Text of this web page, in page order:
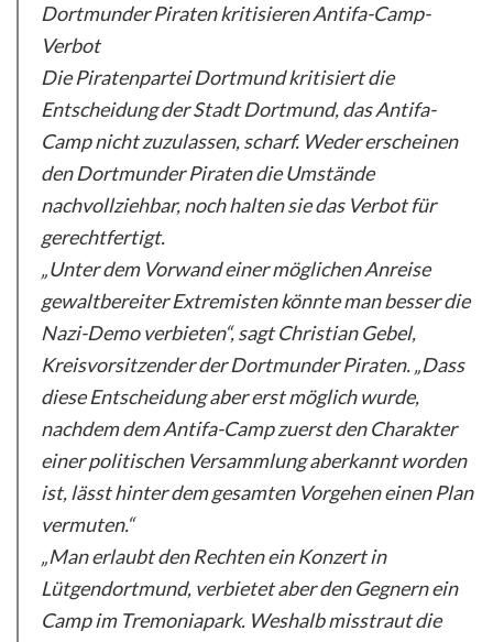
Dortmunder Piraten kritisieren Antifa-Camp-
Verbot
Die Piratenpartei Dortmund kritisiert die
Entscheidung der Stadt Dortmund, das Antifa-
Camp nicht zuzulassen, scharf. Weder erscheinen
den Dortmunder Piraten die Umstände
nachvollziehbar, noch halten sie das Verbot für
gerechtfertigt.
„Unter dem Vorwand einer möglichen Anreise
gewaltbereiter Extremisten könnte man besser die
Nazi-Demo verbieten“, sagt Christian Gebel,
Kreisvorsitzender der Dortmunder Piraten. „Dass
diese Entscheidung aber erst möglich wurde,
nachdem dem Antifa-Camp zuerst den Charakter
einer politischen Versammlung aberkannt worden
ist, lässt hinter dem gesamten Vorgehen einen Plan
vermuten.“
„Man erlaubt den Rechten ein Konzert in
Lütgendortmund, verbietet aber den Gegnern ein
Camp im Tremoniapark. Weshalb misstraut die